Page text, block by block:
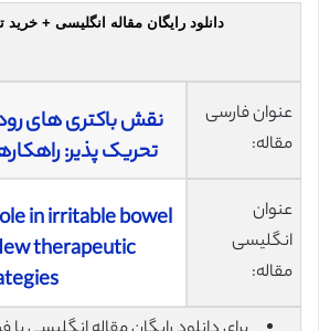
دانلود رایگان مقاله انگلیسی +
عنوان فارسی
مقاله:
نقش باکتری های
تحریک پذیر:
عنوان
انگلیسی
مقاله:
in irritable bowel
therapeutic